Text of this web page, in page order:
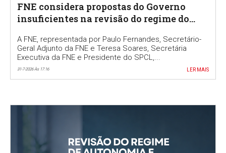
FNE considera propostas do Governo
insuficientes na revisão do regime do
A FNE, representada por Paulo Fernandes, Secretário-
Geral Adjunto da FNE e Teresa Soares, Secretária
Executiva da FNE e Presidente do SPCL,...
31-7-2026 Às 17:16 LER MAIS